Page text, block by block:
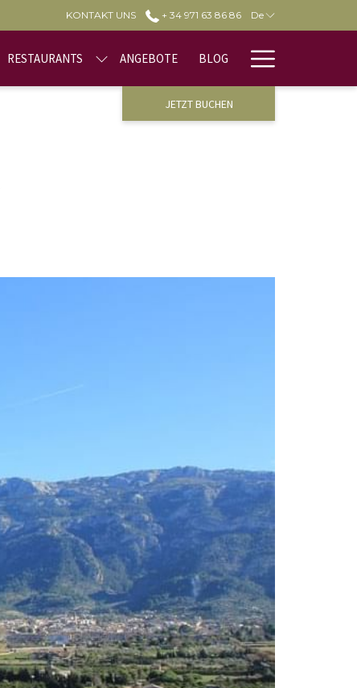
KONTAKT UNS + 34 971 63 86 86 De
RESTAURANTS ANGEBOTE BLOG
Menu
JETZT BUCHEN